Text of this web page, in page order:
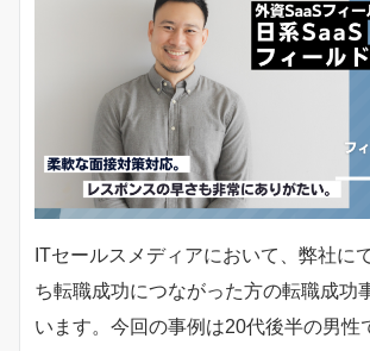
ITセールスメディアにおいて、弊社に
ち転職成功につながった方の転職成功
います。今回の事例は20代後半の男性